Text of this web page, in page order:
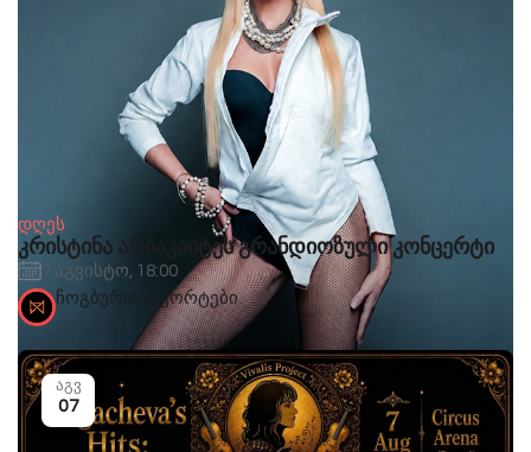
დღეს
კრისტინა არბაკაიტეს გრანდიოზული კონცერტი
7 აგვისტო, 18:00
ჩოგბურთის კორტები
აგვ
07